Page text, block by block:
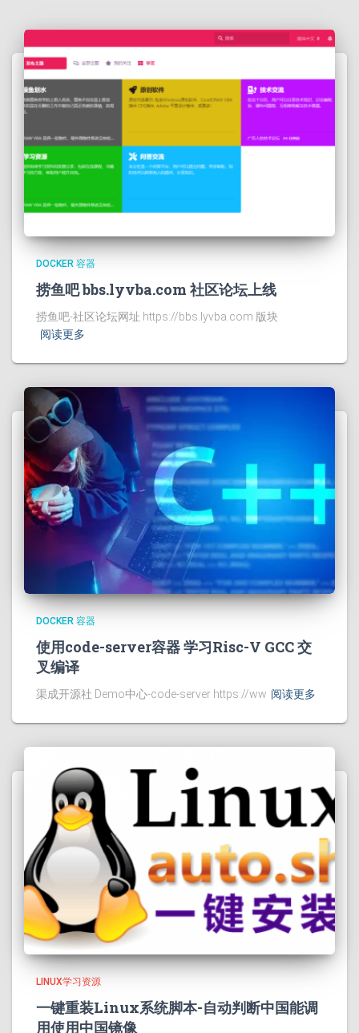
DOCKER 容器
捞鱼吧 bbs.lyvba.com 社区论坛上线
捞鱼吧-社区论坛网址 https://bbs.lyvba.com 版块
阅读更多
DOCKER 容器
使用code-server容器 学习Risc-V GCC 交
叉编译
渠成开源社 Demo中心-code-server https://ww 阅读更多
LINUX学习资源
一键重装Linux系统脚本-自动判断中国能调
用使用中国镜像